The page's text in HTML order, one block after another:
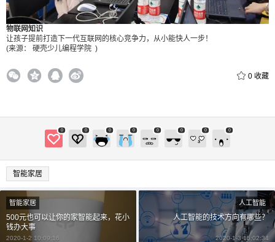
物联网知识
让孩子提前打造下一代互联网的核心竞争力，从小能快人一步！
(来源： 硬壳少儿编程学院 )
0 收藏
0 0 0 0 0 0 0 0
智能家居
智能家居
500元也可以让你的家智能起来，花小
钱办大事
2020-1-2 10:09:16
人工智能
人工智能的技术方向有哪些？
2020-1-3 15:02:34